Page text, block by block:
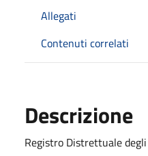
Allegati
Contenuti correlati
Descrizione
Registro Distrettuale